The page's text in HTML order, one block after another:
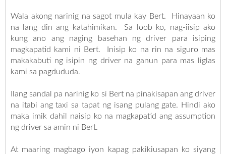
Wala akong narinig na sagot mula kay Bert. Hinayaan ko
na lang din ang katahimikan. Sa loob ko, nag-iisip ako
kung ano ang naging basehan ng driver para isiping
magkapatid kami ni Bert. Inisip ko na rin na siguro mas
makakabuti ng isipin ng driver na ganun para mas liglas
kami sa pagdududa.
Ilang sandal pa narinig ko si Bert na pinakisapan ang driver
na itabi ang taxi sa tapat ng isang pulang gate. Hindi ako
maka imik dahil naisip ko na magkapatid ang assumption
ng driver sa amin ni Bert.
At maaring magbago iyon kapag pakikiusapan ko siyang